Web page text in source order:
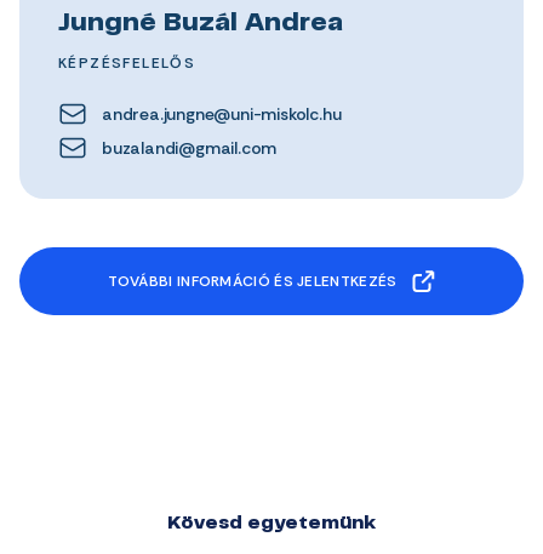
Jungné Buzál Andrea
KÉPZÉSFELELŐS
andrea.jungne@uni-miskolc.hu
buzalandi@gmail.com
TOVÁBBI INFORMÁCIÓ ÉS JELENTKEZÉS
Kövesd egyetemünk